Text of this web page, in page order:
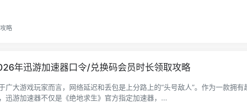
攻略
年迅游加速器口令/兑换码会员时长领取攻略
广大游戏玩家而言，网络延迟和丢包是上分路上的“头号敌人”。作为一款拥
迅游加速器不仅是《绝地求生》官方指定加速器，...